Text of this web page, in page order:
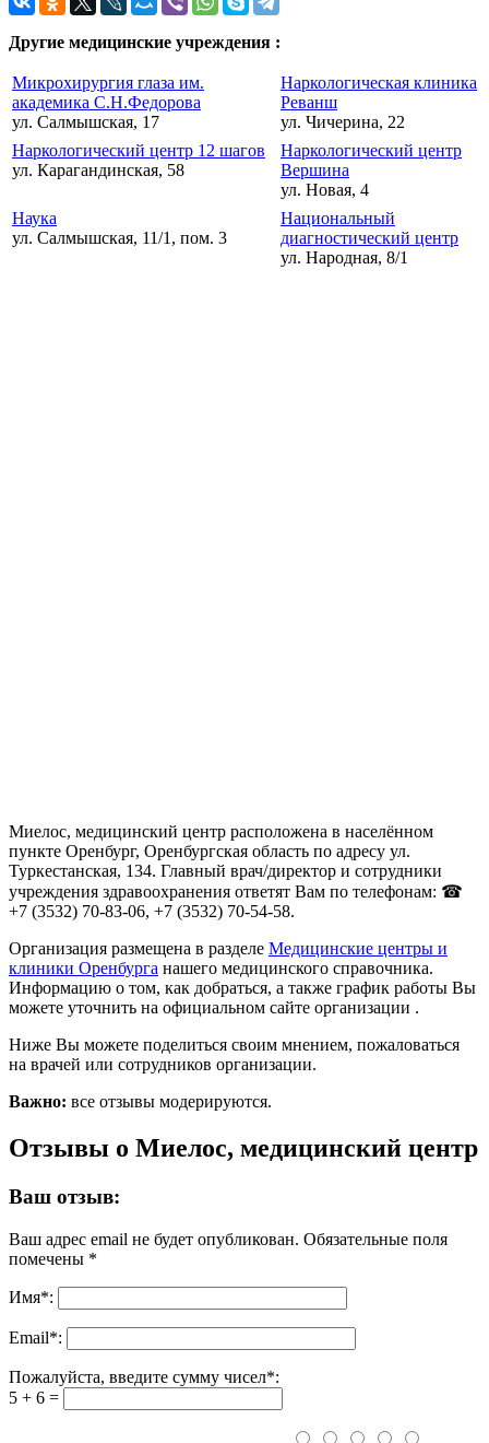
Другие медицинские учреждения :
Микрохирургия глаза им.
академика С.Н.Федорова
ул. Салмышская, 17
Наркологическая клиника
Реванш
ул. Чичерина, 22
Наркологический центр 12 шагов
ул. Карагандинская, 58
Наркологический центр
Вершина
ул. Новая, 4
Наука
ул. Салмышская, 11/1, пом. 3
Национальный
диагностический центр
ул. Народная, 8/1
Миелос, медицинский центр расположена в населённом
пункте Оренбург, Оренбургская область по адресу ул.
Туркестанская, 134. Главный врач/директор и сотрудники
учреждения здравоохранения ответят Вам по телефонам: ☎
+7 (3532) 70-83-06, +7 (3532) 70-54-58.
Организация размещена в разделе Медицинские центры и
клиники Оренбурга нашего медицинского справочника.
Информацию о том, как добраться, а также график работы Вы
можете уточнить на официальном сайте организации .
Ниже Вы можете поделиться своим мнением, пожаловаться
на врачей или сотрудников организации.
Важно: все отзывы модерируются.
Отзывы о Миелос, медицинский центр
Ваш отзыв:
Ваш адрес email не будет опубликован. Обязательные поля
помечены *
Имя*:
Email*:
Пожалуйста, введите сумму чисел*:
5 + 6 =